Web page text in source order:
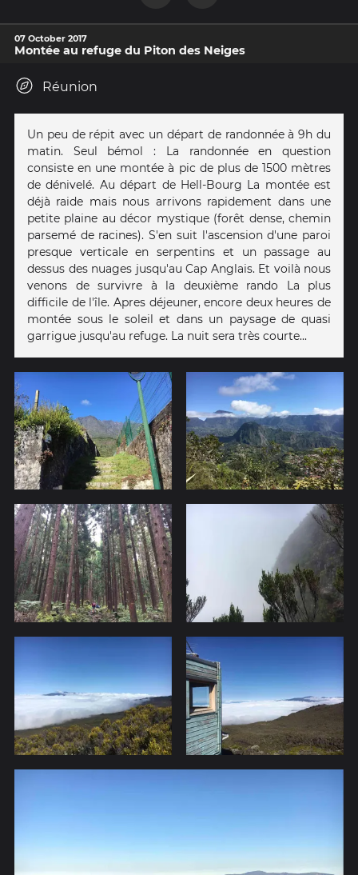
07 October 2017
Montée au refuge du Piton des Neiges
Réunion
Un peu de répit avec un départ de randonnée à 9h du
matin. Seul bémol : La randonnée en question
consiste en une montée à pic de plus de 1500 mètres
de dénivelé. Au départ de Hell-Bourg La montée est
déjà raide mais nous arrivons rapidement dans une
petite plaine au décor mystique (forêt dense, chemin
parsemé de racines). S'en suit l'ascension d'une paroi
presque verticale en serpentins et un passage au
dessus des nuages jusqu'au Cap Anglais. Et voilà nous
venons de survivre à la deuxième rando La plus
difficile de l'île. Apres déjeuner, encore deux heures de
montée sous le soleil et dans un paysage de quasi
garrigue jusqu'au refuge. La nuit sera très courte...